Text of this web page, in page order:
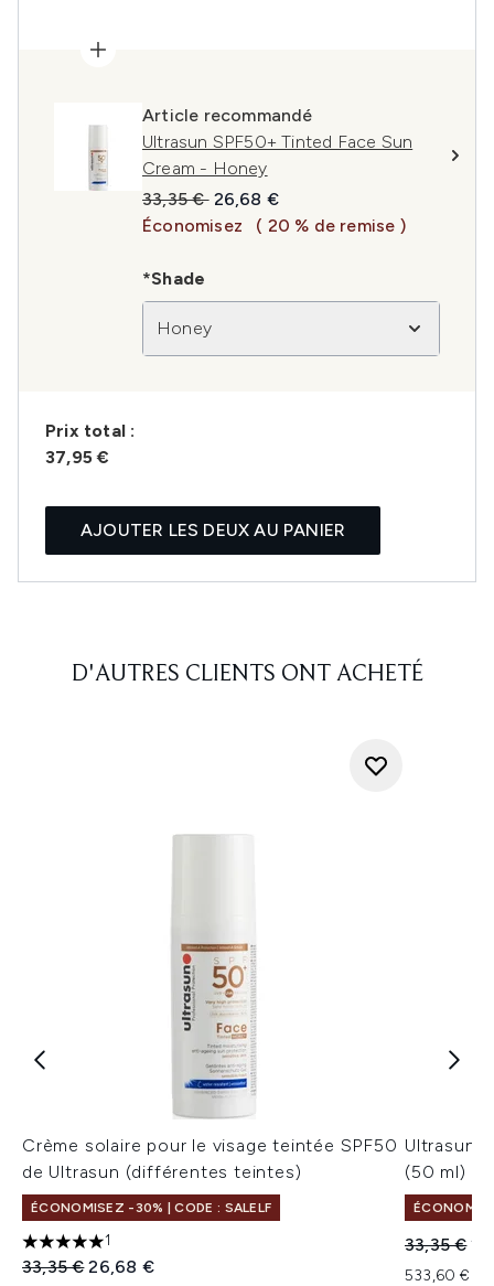
Article recommandé
Ultrasun SPF50+ Tinted Face Sun
Cream - Honey
Prix de vente :
33,35 € Prix ​​actuel :
26,68 €
Économisez
( 20 % de remise )
*Shade
Honey
Prix ​​total :
37,95 €
AJOUTER LES DEUX AU PANIER
D'AUTRES CLIENTS ONT ACHETÉ
Crème solaire pour le visage teintée SPF50
de Ultrasun (différentes teintes)
ÉCONOMISEZ -30% | CODE : SALELF
5 étoiles sur un maximum de 5
1
Prix de vente :
33,35 €Prix ​​actuel :
26,68 €
Ultrasun
(50 ml)
Prix de
33,35 €
533,60 €